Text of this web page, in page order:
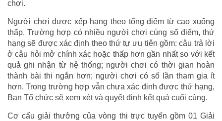
chơi.
Người chơi được xếp hạng theo tổng điểm từ cao xuống
thấp. Trường hợp có nhiều người chơi cùng số điểm, thứ
hạng sẽ được xác định theo thứ tự ưu tiên gồm: câu trả lời
ở câu hỏi mở chính xác hoặc thấp hơn gần nhất so với kết
quả ghi nhận từ hệ thống; người chơi có thời gian hoàn
thành bài thi ngắn hơn; người chơi có số lần tham gia ít
hơn. Trong trường hợp vẫn chưa xác định được thứ hạng,
Ban Tổ chức sẽ xem xét và quyết định kết quả cuối cùng.
Cơ cấu giải thưởng của vòng thi trực tuyến gồm 01 Giải